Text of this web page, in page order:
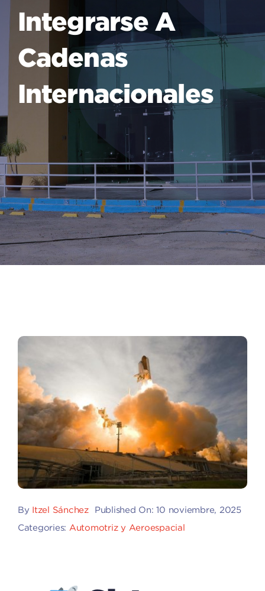
Integrarse A
Cadenas
Internacionales
By Itzel Sánchez
Published On: 10 noviembre, 2025
Categories: Automotriz y Aeroespacial